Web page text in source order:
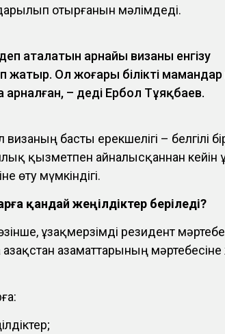
отырғанын мәлімдеді.
аталатын арнайы визаны енгізу
жатыр. Ол жоғары білікті мамандар
арналған, – деді Ербол Тұяқбаев.
басты ерекшелігі – белгілі
қызметпен айналысқаннан кейін
өту мүмкіндігі.
қандай жеңілдіктер беріледі?
ұзақмерзімді резидент
азаматтарының